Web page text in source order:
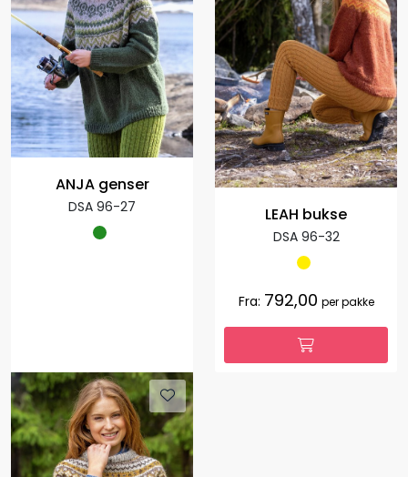
ANJA genser
DSA 96-27 LEAH bukse
DSA 96-32
Fra: 792,00 per pakke